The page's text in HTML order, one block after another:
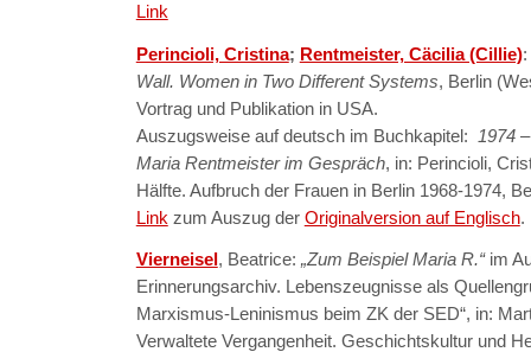
Link
Perincioli, Cristina; Rentmeister, Cäcilia (Cillie):
Wall. Women in Two Different Systems, Berlin
Vortrag und Publikation in USA.
Auszugsweise auf deutsch im Buchkapitel:
1974
Maria Rentmeister im Gespräch, in: Perincioli,
Hälfte. Aufbruch der Frauen in Berlin 1968-1974,
Link zum Auszug der Originalversion auf Englisch.
Vierneisel, Beatrice: „Zum Beispiel Maria R.“im
Erinnerungsarchiv. Lebenszeugnisse als
Marxismus-Leninismus beim ZK der SED“, in:
Verwaltete Vergangenheit. Geschichtskultur und